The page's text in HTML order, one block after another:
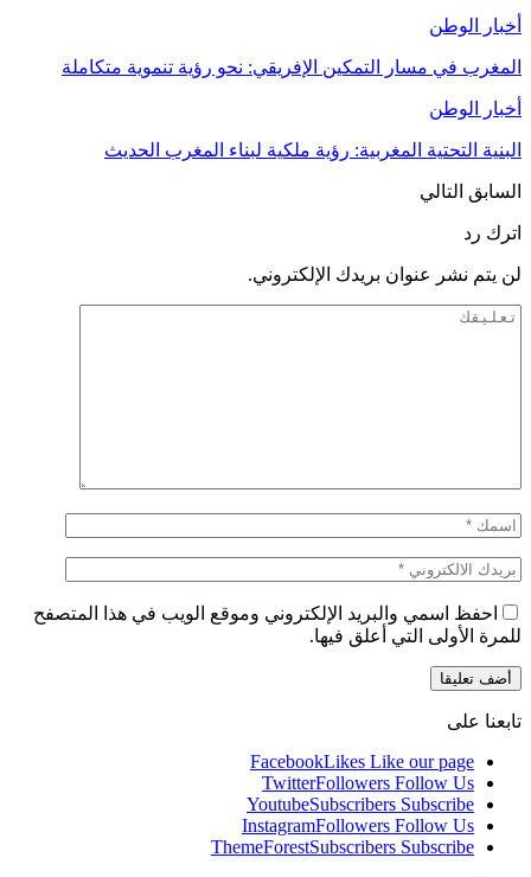
أخبار الوطن
المغرب في مسار التمكين الإفريقي: نحو رؤية تنموية متكاملة
أخبار الوطن
البنية التحتية المغربية: رؤية ملكية لبناء المغرب الحديث
السابق التالي
اترك رد
لن يتم نشر عنوان بريدك الإلكتروني.
احفظ اسمي والبريد الإلكتروني وموقع الويب في هذا المتصفح
للمرة الأولى التي أعلق فيها.
تابعنا على
FacebookLikes Like our page
TwitterFollowers Follow Us
YoutubeSubscribers Subscribe
InstagramFollowers Follow Us
ThemeForestSubscribers Subscribe